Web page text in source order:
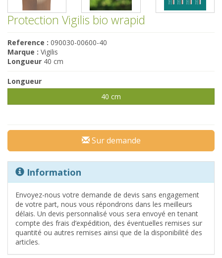
Protection Vigilis bio wrapid
Reference : 090030-00600-40
Marque : Vigilis
Longueur 40 cm
Longueur
40 cm
Sur demande
Information
Envoyez-nous votre demande de devis sans engagement
de votre part, nous vous répondrons dans les meilleurs
délais. Un devis personnalisé vous sera envoyé en tenant
compte des frais d’expédition, des éventuelles remises sur
quantité ou autres remises ainsi que de la disponibilité des
articles.